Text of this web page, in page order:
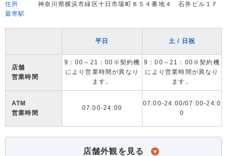
住所
神奈川県横浜市緑区十日市場町８５４番地４ 石井ビル１Ｆ
最寄駅
平日 土 / 日祝
店舗
営業時間
9：00～21：00※契約機
により営業時間が異なり
ます。
9：00～21：00※契約機
により営業時間が異なり
ます。
ATM
営業時間
07:00-24:00
07:00-24:00/07:00-24:0
0
店舗外観を見る